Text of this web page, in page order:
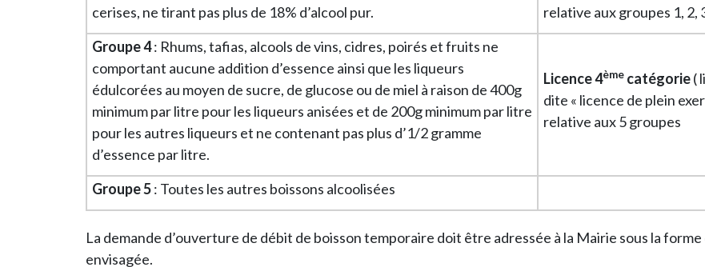
cerises, ne tirant pas plus de 18% d’alcool pur.
relative aux groupes 1, 2,
Groupe 4: Rhums, tafias, alcools de vins, cidres, poirés et fruits ne
comportant aucune addition d’essence ainsi que les liqueurs
édulcorées au moyen de sucre, de glucose ou de miel à raison de 400g
minimum par litre pour les liqueurs anisées et de 200g minimum par litre
pour les autres liqueurs et ne contenant pas plus d’1/2 gramme
d’essence par litre.
Licence 4ème catégorie(
dite « licence de plein
relative aux 5 groupes
Groupe 5: Toutes les autres boissons alcoolisées
La demande d’ouverture de débit de boisson temporaire doit être adressée à la Mairie sous la
envisagée.